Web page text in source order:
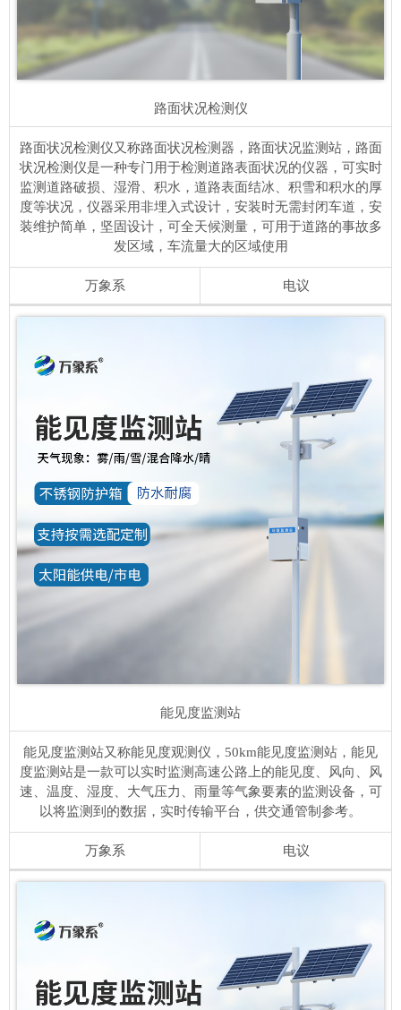
路面状况检测仪
路面状况检测仪又称路面状况检测器，路面状况监测站，路面
状况检测仪是一种专门用于检测道路表面状况的仪器，可实时
监测道路破损、湿滑、积水，道路表面结冰、积雪和积水的厚
度等状况，仪器采用非埋入式设计，安装时无需封闭车道，安
装维护简单，坚固设计，可全天候测量，可用于道路的事故多
发区域，车流量大的区域使用
万象系 电议
能见度监测站
能见度监测站又称能见度观测仪，50km能见度监测站，能见
度监测站是一款可以实时监测高速公路上的能见度、风向、风
速、温度、湿度、大气压力、雨量等气象要素的监测设备，可
以将监测到的数据，实时传输平台，供交通管制参考。
万象系 电议